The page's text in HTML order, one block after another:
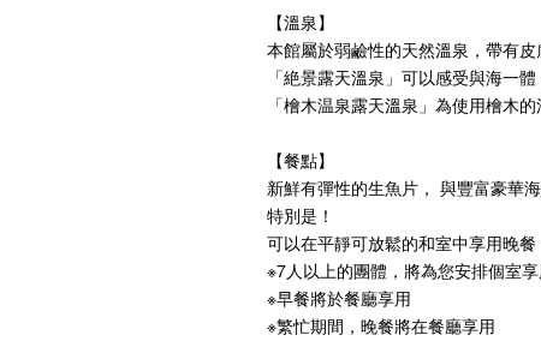
【溫泉】
本館屬於弱鹼性的天然溫泉，帶有皮
「絶景露天溫泉」可以感受與海一
「檜木温泉露天溫泉」為使用檜木
【餐點】
新鮮有彈性的生魚片， 與豐富豪華海
特別是！
可以在平靜可放鬆的和室中享用晚
※7人以上的團體，將為您安排個室
※早餐將於餐廳享用
※繁忙期間，晚餐將在餐廳享用